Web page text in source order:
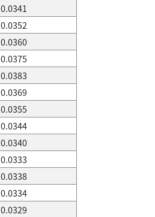
0.0341
0.0352
0.0360
0.0375
0.0383
0.0369
0.0355
0.0344
0.0340
0.0333
0.0338
0.0334
0.0329